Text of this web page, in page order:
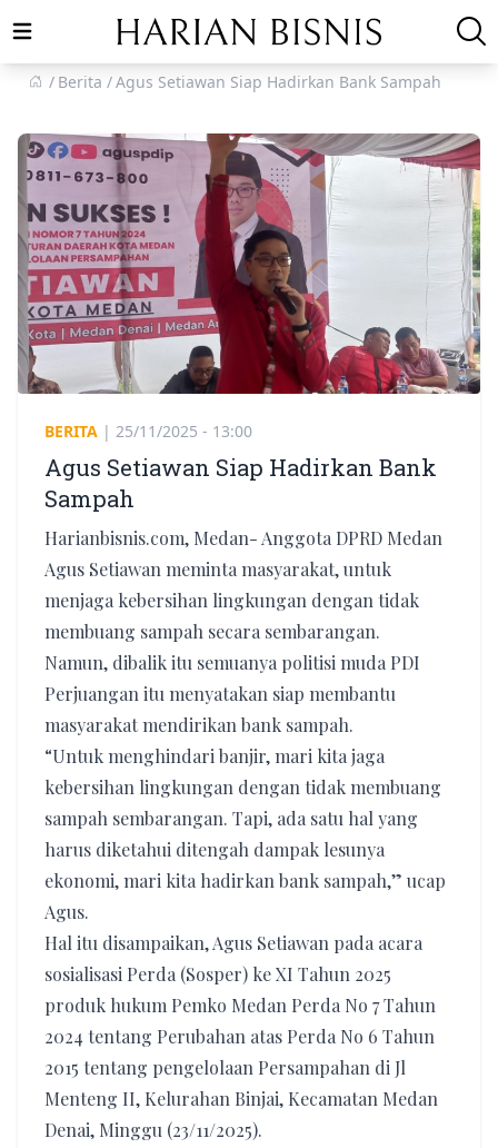
Open main menu
Berita
Agus Setiawan Siap Hadirkan Bank Sampah
BERITA | 25/11/2025 - 13:00
Agus Setiawan Siap Hadirkan Bank
Sampah
Harianbisnis.com, Medan- Anggota DPRD Medan
Agus Setiawan meminta masyarakat, untuk
menjaga kebersihan lingkungan dengan tidak
membuang sampah secara sembarangan.
Namun, dibalik itu semuanya politisi muda PDI
Perjuangan itu menyatakan siap membantu
masyarakat mendirikan bank sampah.
“Untuk menghindari banjir, mari kita jaga
kebersihan lingkungan dengan tidak membuang
sampah sembarangan. Tapi, ada satu hal yang
harus diketahui ditengah dampak lesunya
ekonomi, mari kita hadirkan bank sampah,” ucap
Agus.
Hal itu disampaikan, Agus Setiawan pada acara
sosialisasi Perda (Sosper) ke XI Tahun 2025
produk hukum Pemko Medan Perda No 7 Tahun
2024 tentang Perubahan atas Perda No 6 Tahun
2015 tentang pengelolaan Persampahan di Jl
Menteng II, Kelurahan Binjai, Kecamatan Medan
Denai, Minggu (23/11/2025).